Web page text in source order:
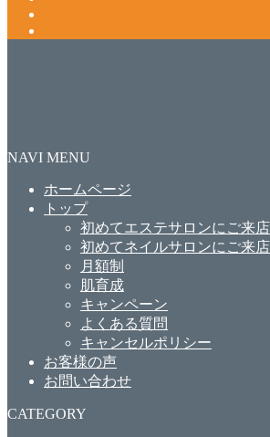
NAVI MENU
ホームページ
トップ
初めてエステサロンにご来店
初めてネイルサロンにご来店
月額制
肌育成
キャンペーン
よくある質問
キャンセルポリシー
お客様の声
お問い合わせ
CATEGORY